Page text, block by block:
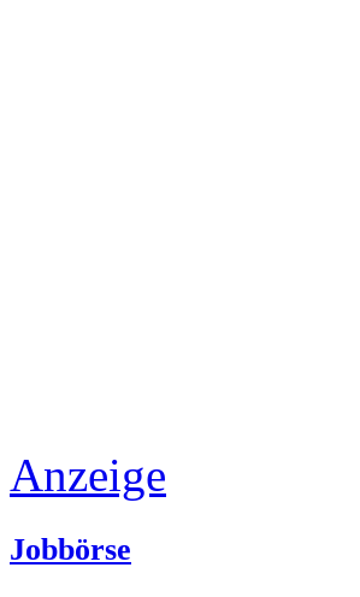
Anzeige
Jobbörse